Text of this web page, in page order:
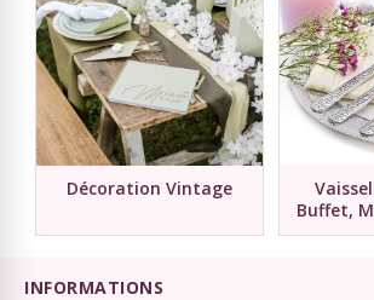
Décoration Vintage
Buffet,
INFORMATIONS